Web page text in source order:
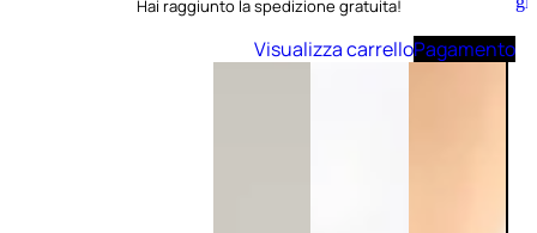
carrello
Hai raggiunto la spedizione gratuita!
Visualizza carrelloPagamento